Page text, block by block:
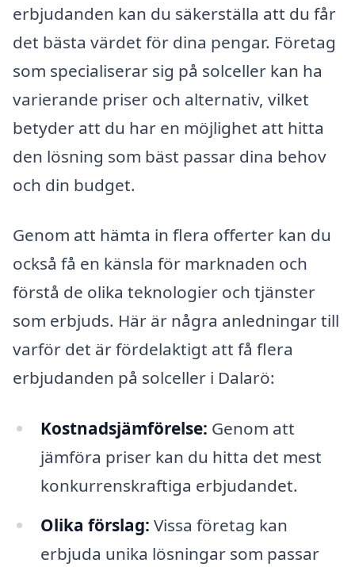
erbjudanden kan du säkerställa att du får
det bästa värdet för dina pengar. Företag
som specialiserar sig på solceller kan ha
varierande priser och alternativ, vilket
betyder att du har en möjlighet att hitta
den lösning som bäst passar dina behov
och din budget.
Genom att hämta in flera offerter kan du
också få en känsla för marknaden och
förstå de olika teknologier och tjänster
som erbjuds. Här är några anledningar till
varför det är fördelaktigt att få flera
erbjudanden på solceller i Dalarö:
Kostnadsjämförelse: Genom att
jämföra priser kan du hitta det mest
konkurrenskraftiga erbjudandet.
Olika förslag: Vissa företag kan
erbjuda unika lösningar som passar